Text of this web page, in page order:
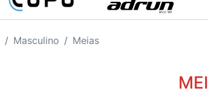
Masculino Meias